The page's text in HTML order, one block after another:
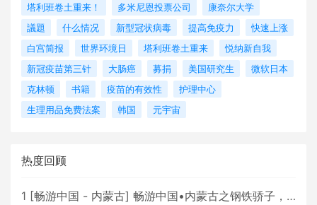
塔利班卷土重来！
多米尼恩投票公司
康奈尔大学
議題
什么情况 新型冠状病毒 提高免疫力
快速上涨
白宫简报
世界环境日 塔利班卷土重来
悦纳新自我
新冠疫苗第三针
大肠癌 募捐 美国研究生
微软日本
克林顿
书籍 疫苗的有效性
护理中心
生理用品免费法案
韩国 元宇宙
热度回顾
1 [畅游中国 - 内蒙古] 畅游中国•内蒙古之钢铁骄子，魅力包头